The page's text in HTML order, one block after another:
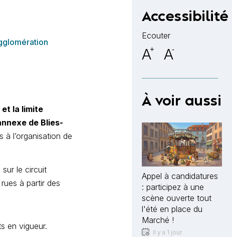
et la limite
de Blies-
l’organisation de
sur le circuit
à partir des
en vigueur.
Accessibilité
Ecouter
A+ A-
À voir aussi
Appel à candidatures
: participez à une
scène ouverte tout
l'été en place du
Marché !
Il y a 1 jour